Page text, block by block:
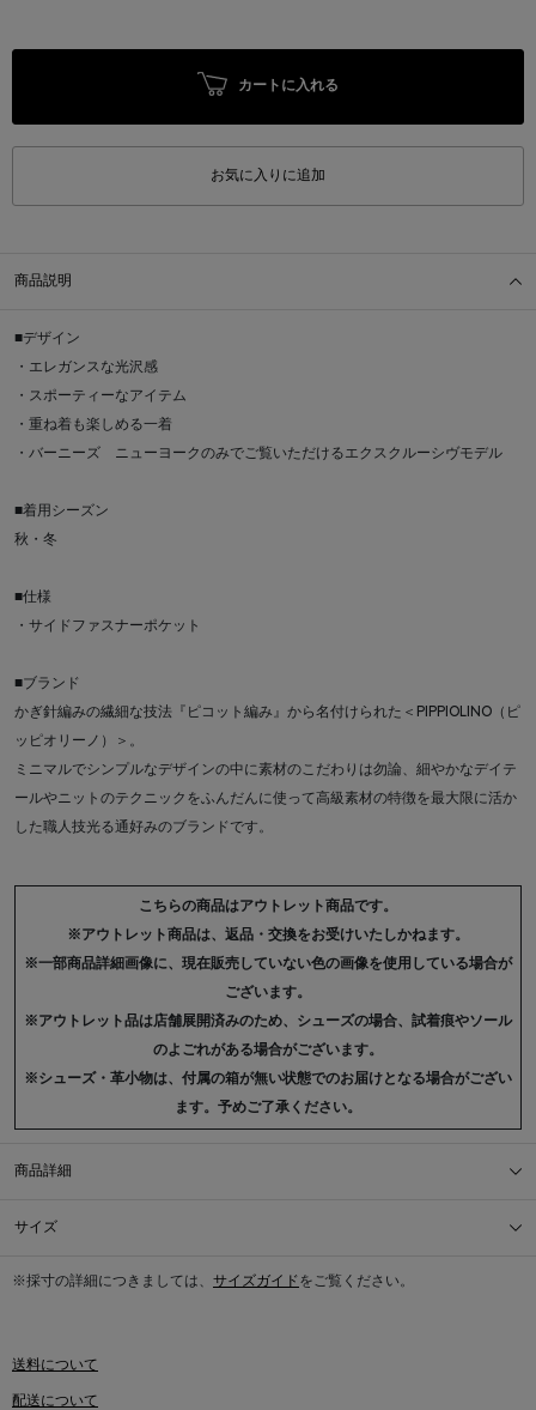
カートに入れる
お気に入りに追加
商品説明
■デザイン
・エレガンスな光沢感
・スポーティーなアイテム
・重ね着も楽しめる一着
・バーニーズ ニューヨークのみでご覧いただけるエクスクルーシヴモデル
■着用シーズン
秋・冬
■仕様
・サイドファスナーポケット
■ブランド
かぎ針編みの繊細な技法『ピコット編み』から名付けられた＜PIPPIOLINO（ピ
ッピオリーノ）＞。
ミニマルでシンプルなデザインの中に素材のこだわりは勿論、細やかなデイテ
ールやニットのテクニックをふんだんに使って高級素材の特徴を最大限に活か
した職人技光る通好みのブランドです。
こちらの商品はアウトレット商品です。
※アウトレット商品は、返品・交換をお受けいたしかねます。
※一部商品詳細画像に、現在販売していない色の画像を使用している場合が
ございます。
※アウトレット品は店舗展開済みのため、シューズの場合、試着痕やソール
のよごれがある場合がございます。
※シューズ・革小物は、付属の箱が無い状態でのお届けとなる場合がござい
ます。予めご了承ください。
商品詳細
サイズ
※採寸の詳細につきましては、 サイズガイドをご覧ください。
送料について
配送について